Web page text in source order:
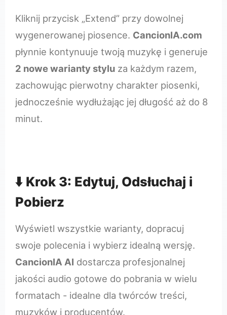
Kliknij przycisk „Extend” przy dowolnej
wygenerowanej piosence. CancionIA.com
płynnie kontynuuje twoją muzykę i generuje
2 nowe warianty stylu za każdym razem,
zachowując pierwotny charakter piosenki,
jednocześnie wydłużając jej długość aż do 8
minut.
⬇️ Krok 3: Edytuj, Odsłuchaj i
Pobierz
Wyświetl wszystkie warianty, dopracuj
swoje polecenia i wybierz idealną wersję.
CancionIA AI dostarcza profesjonalnej
jakości audio gotowe do pobrania w wielu
formatach - idealne dla twórców treści,
muzyków i producentów.